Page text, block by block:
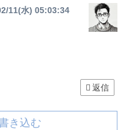
11(水) 05:03:34
返信
き込む